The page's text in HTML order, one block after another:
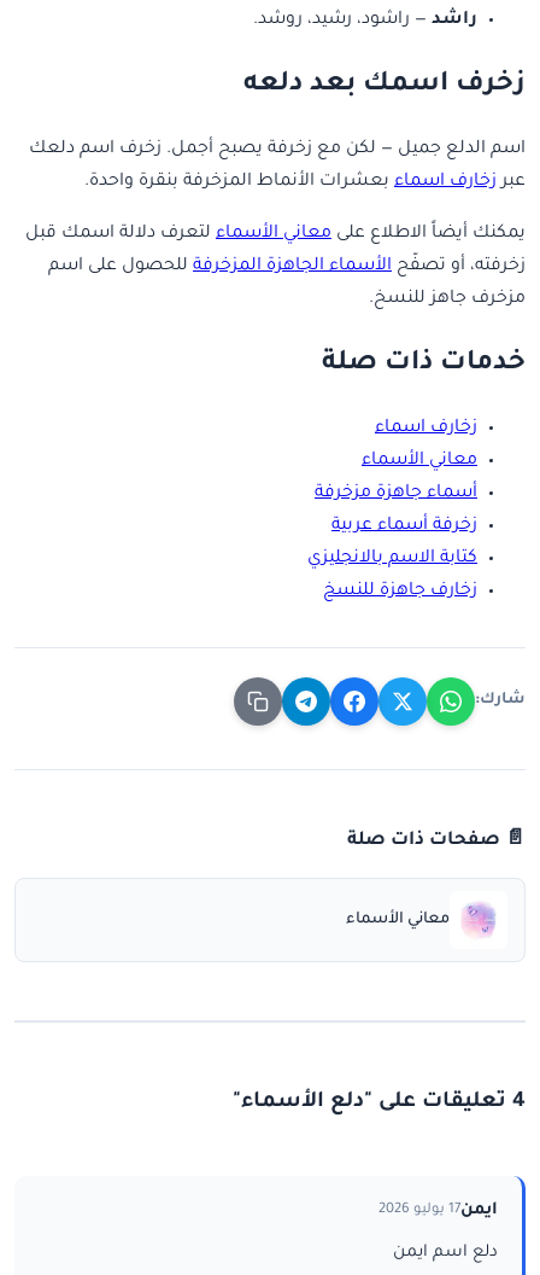
راشد — راشود، رشيد، روشد.
زخرف اسمك بعد دلعه
اسم الدلع جميل — لكن مع زخرفة يصبح أجمل. زخرف اسم دلعك
عبرزخارف اسماء بعشرات الأنماط المزخرفة بنقرة واحدة.
يمكنك أيضاً الاطلاع على معاني الأسماء لتعرف دلالة اسمك قبل
زخرفته، أو تصفّح الأسماء الجاهزة المزخرفة للحصول على اسم
مزخرف جاهز للنسخ.
خدمات ذات صلة
زخارف اسماء
معاني الأسماء
أسماء جاهزة مزخرفة
زخرفة أسماء عربية
كتابة الاسم بالانجليزي
زخارف جاهزة للنسخ
شارك:
📄 صفحات ذات صلة
معاني الأسماء
4 تعليقات على "دلع الأسماء"
ايمن17 يوليو 2026
دلع اسم ايمن